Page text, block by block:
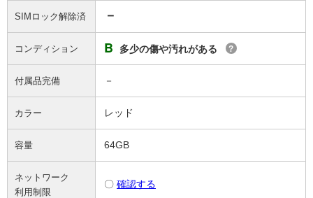
SIMロック解除済 －
コンディション B 多少の傷や汚れがある ?
付属品完備 －
カラー レッド
容量 64GB
ネットワーク
利用制限
〇 確認する